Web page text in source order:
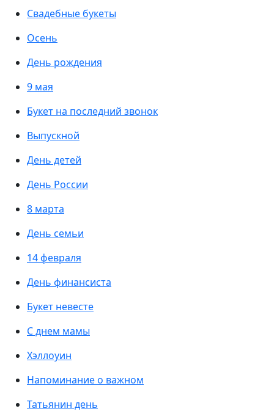
Свадебные букеты
Осень
День рождения
9 мая
Букет на последний звонок
Выпускной
День детей
День России
8 марта
День семьи
14 февраля
День финансиста
Букет невесте
С днем мамы
Хэллоуин
Напоминание о важном
Татьянин день